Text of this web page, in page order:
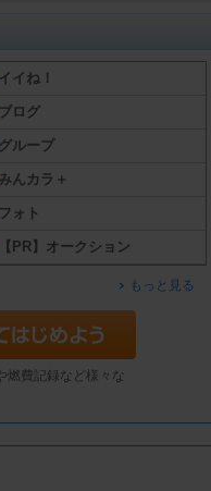
イイね！
ブログ
グループ
みんカラ＋
フォト
【PR】オークション
もっと見る
燃費記録など様々な